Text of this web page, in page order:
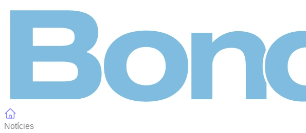
Notícies